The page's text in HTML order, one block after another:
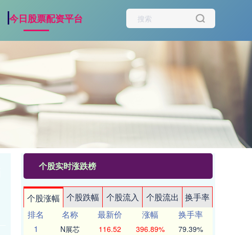
今日股票配资平台
个股实时涨跌榜
个股涨幅 个股跌幅 个股流入 个股流出
换手率
排名
名称 最新价 涨幅
换手率
1
N展芯 116.52 396.89% 79.39%